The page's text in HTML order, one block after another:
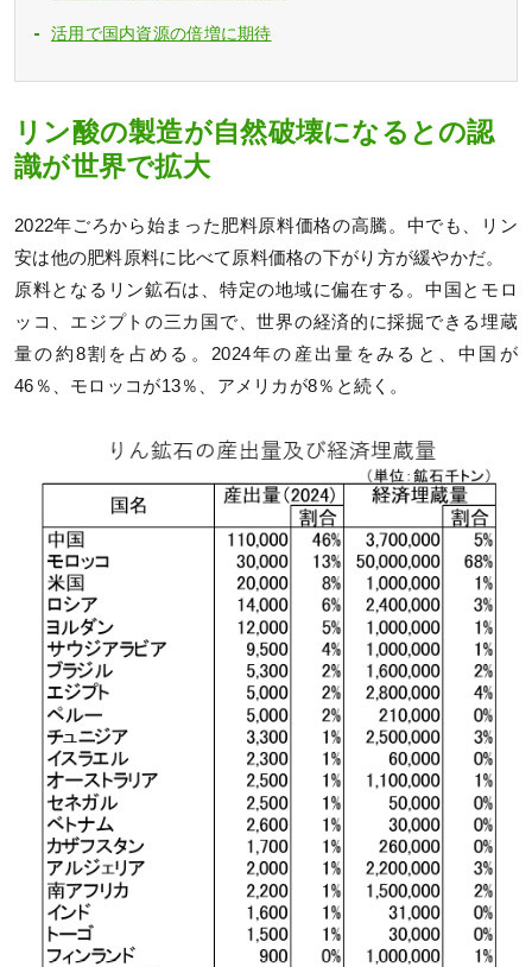
活用で国内資源の倍増に期待
リン酸の製造が自然破壊になるとの認
識が世界で拡大
2022年ごろから始まった肥料原料価格の高騰。中でも、リン
安は他の肥料原料に比べて原料価格の下がり方が緩やかだ。
原料となるリン鉱石は、特定の地域に偏在する。中国とモロ
ッコ、エジプトの三カ国で、世界の経済的に採掘できる埋蔵
量の約8割を占める。2024年の産出量をみると、中国が
46％、モロッコが13％、アメリカが8％と続く。